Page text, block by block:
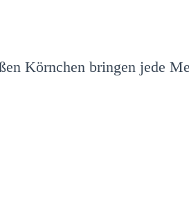
Körnchen bringen jede